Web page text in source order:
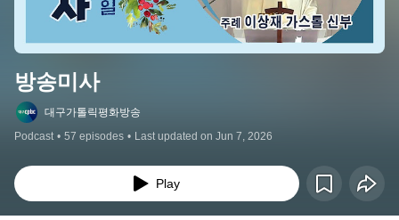
방송미사
대구가톨릭평화방송
Podcast • 57 episodes • Last updated on Jun 7, 2026
Play